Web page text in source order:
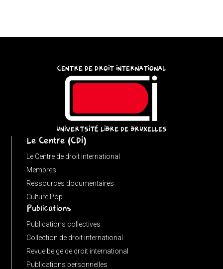
input
URL(input,
window.location.href);
u.pathname.toLowerCase().replace(/\/+$/,
CENTRE DE DROIT INTERNATIONAL
UNIVERTSITÉ LIBRE DE BRUXELLES
Le Centre (CDI)
Le Centre de droit international
Membres
Ressources documentaires
Culture Pop
Publications
Publications collectives
Collection de droit international
Revue belge de droit international
Publications personnelles